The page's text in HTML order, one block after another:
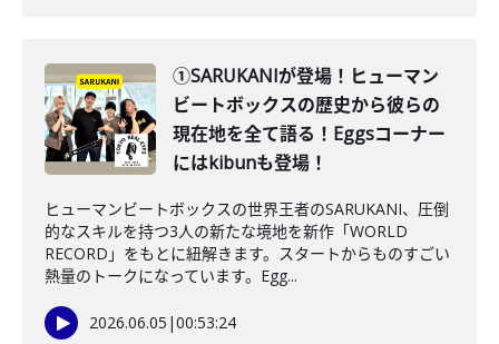
①SARUKANIが登場！ヒューマン
ビートボックスの歴史から彼らの
現在地を全て語る！Eggsコーナー
にはkibunも登場！
ヒューマンビートボックスの世界王者のSARUKANI、圧倒
的なスキルを持つ3人の新たな境地を新作「WORLD
RECORD」をもとに紐解きます。スタートからものすごい
熱量のトークになっています。Egg...
2026.06.05 |00:53:24